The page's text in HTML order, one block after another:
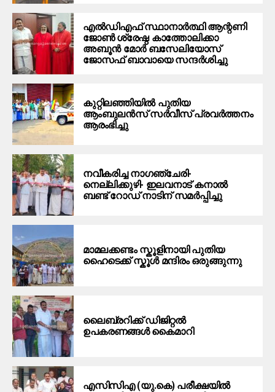
എൽഡിഎഫ് സ്ഥാനാർത്ഥി ആന്റണി
ജോൺ ശ്രേഷ്ഠ കാത്തോലിക്കാ
അബൂൻ മോർ ബസേലിയോസ്
ജോസഫ് ബാവായെ സന്ദർശിച്ചു
കുറ്റിലഞ്ഞിയിൽ പുതിയ
ആംബുലൻസ് സർവീസ് പ്രവർത്തനം
ആരംഭിച്ചു
നവീകരിച്ച നാഗഞ്ചേരി-
നെല്ലിക്കുഴി- ഇലവനാട് കനാൽ
ബണ്ട് റോഡ് നാടിന് സമർപ്പിച്ചു
മാമലക്കണ്ടം സ്കൂളിനായി പുതിയ
ഹൈടെക്ക് സ്കൂൾ മന്ദിരം ഒരുങ്ങുന്നു
ലൈബ്രറിക്ക് ഡിജിറ്റൽ
ഉപകരണങ്ങൾ കൈമാറി
എസിസിഎ (യു.കെ) പരീക്ഷയിൽ